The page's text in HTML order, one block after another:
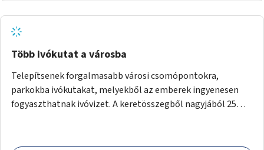
Több ivókutat a városba
Telepítsenek forgalmasabb városi csomópontokra,
parkokba ivókutakat, melyekből az emberek ingyenesen
fogyaszthatnak ivóvizet. A keretösszegből nagyjából 25